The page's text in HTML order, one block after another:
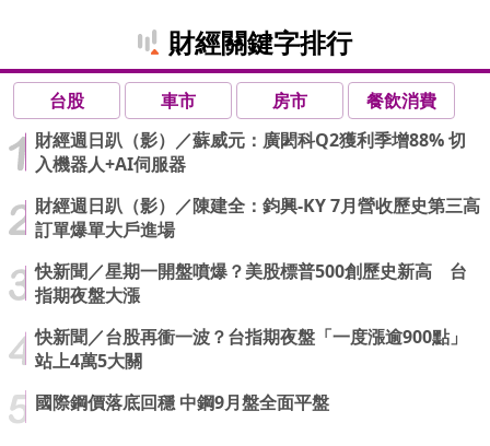
財經關鍵字排行
台股 車市 房市
餐飲消費
財經週日趴（影）／蘇威元：廣閎科Q2獲利季增88% 切
入機器人+AI伺服器
財經週日趴（影）／陳建全：鈞興-KY 7月營收歷史第三高
訂單爆單大戶進場
快新聞／星期一開盤噴爆？美股標普500創歷史新高 台
指期夜盤大漲
快新聞／台股再衝一波？台指期夜盤「一度漲逾900點」
站上4萬5大關
國際鋼價落底回穩 中鋼9月盤全面平盤